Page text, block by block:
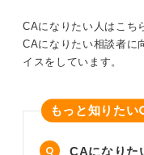
CAになりたい人はこち
CAになりたい相談者に
イスをしています。
もっと知りたい
CAになりた